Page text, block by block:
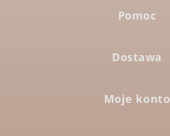
Pomoc
Dostawa
Moje konto